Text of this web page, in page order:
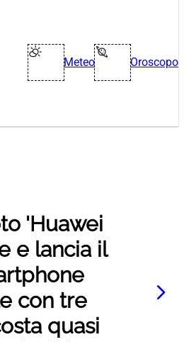
Meteo Oroscopo
'Huawei
e lancia il
con tre
quasi